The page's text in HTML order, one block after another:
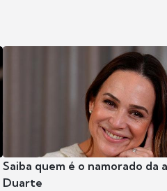
Saiba quem é o namorado da
Duarte